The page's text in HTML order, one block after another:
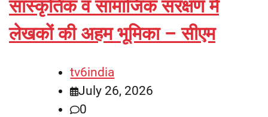
सांस्कृतिक व सामाजिक संरक्षण में
लेखकों की अहम भूमिका – सीएम
tv6india
July 26, 2026
0